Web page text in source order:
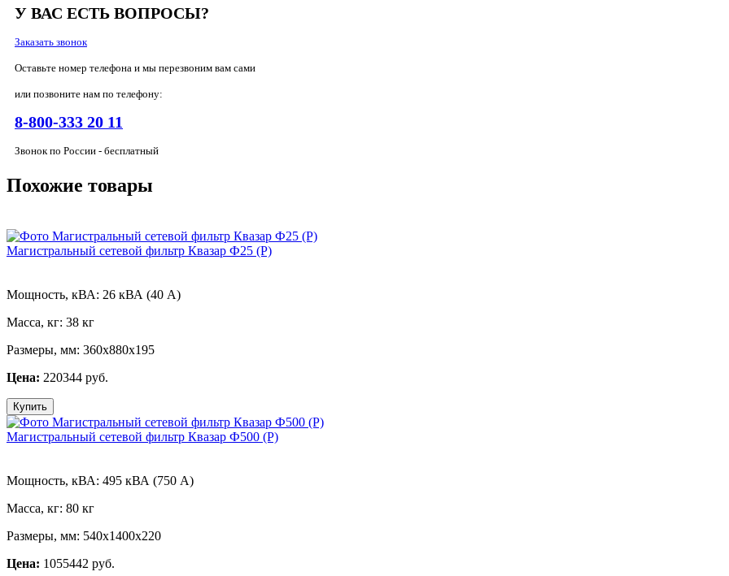
У ВАС ЕСТЬ ВОПРОСЫ?
Заказать звонок
Оставьте номер телефона и мы перезвоним вам сами
или позвоните нам по телефону:
8-800-333 20 11
Звонок по России - бесплатный
Похожие товары
Магистральный сетевой фильтр Квазар Ф25 (Р)
Мощность, кВА: 26 кВА (40 А)
Масса, кг: 38 кг
Размеры, мм: 360х880х195
Цена: 220344 руб.
Купить
Магистральный сетевой фильтр Квазар Ф500 (Р)
Мощность, кВА: 495 кВА (750 А)
Масса, кг: 80 кг
Размеры, мм: 540х1400х220
Цена: 1055442 руб.